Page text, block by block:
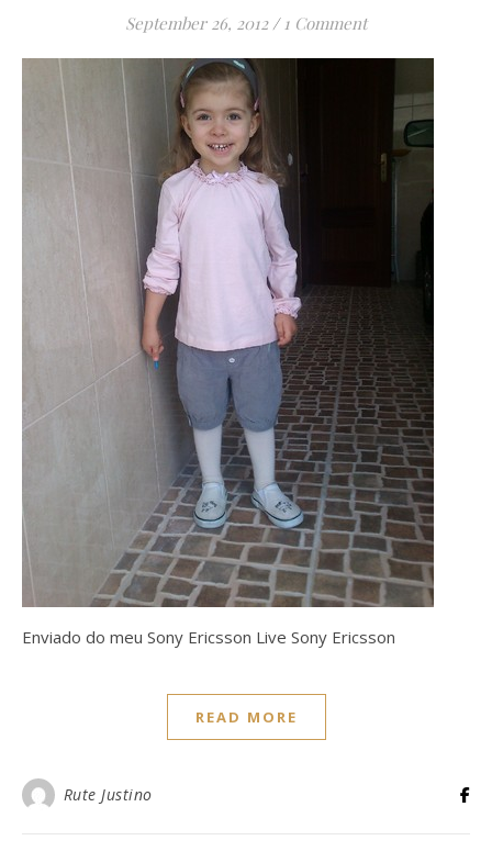
September 26, 2012 / 1 Comment
Enviado do meu Sony Ericsson Live Sony Ericsson
READ MORE
Rute Justino